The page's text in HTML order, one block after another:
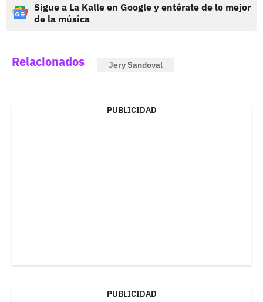
Sigue a La Kalle en Google y entérate de lo mejor
de la música
Relacionados Jery Sandoval
PUBLICIDAD
PUBLICIDAD